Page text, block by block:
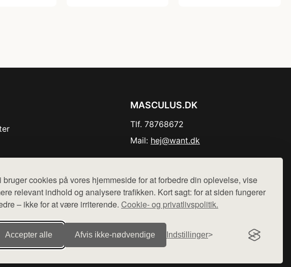
bruger cookies på vores hjemmeside for at forbedre din oplevelse, vise
relevant indhold og analysere trafikken. Kort sagt: for at siden fungerer
– ikke for at være irriterende. Cookie- og privatlivspolitik.
Accepter alle Afvis ikke‑nødvendige Indstillinger
MASCULUS.DK
Tlf. 78768672
Mail: hej@want.dk
webshops. Der sælges ikke varer fra denne side - vi henviser til de shops,